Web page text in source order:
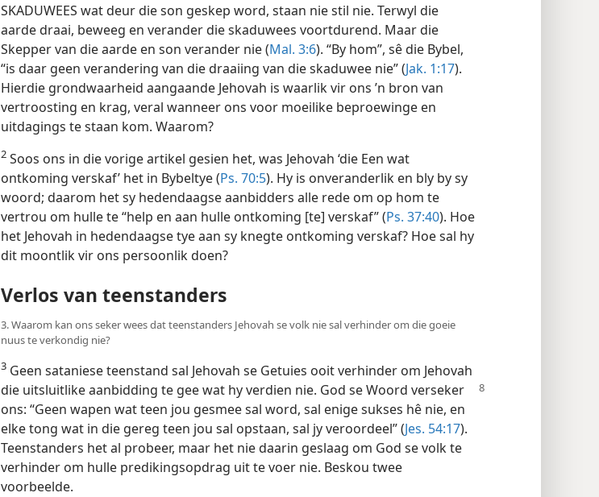
SKADUWEES wat deur die son geskep word, staan nie stil nie. Terwyl die
aarde draai, beweeg en verander die skaduwees voortdurend. Maar die
Skepper van die aarde en son verander nie (Mal. 3:6). “By hom”, sê die Bybel,
“is daar geen verandering van die draaiing van die skaduwee nie” (Jak. 1:17).
Hierdie grondwaarheid aangaande Jehovah is waarlik vir ons ’n bron van
vertroosting en krag, veral wanneer ons voor moeilike beproewinge en
uitdagings te staan kom. Waarom?
2 Soos ons in die vorige artikel gesien het, was Jehovah ‘die Een wat
ontkoming verskaf’ het in Bybeltye (Ps. 70:5). Hy is onveranderlik en bly by sy
woord; daarom het sy hedendaagse aanbidders alle rede om op hom te
vertrou om hulle te “help en aan hulle ontkoming [te] verskaf” (Ps. 37:40). Hoe
het Jehovah in hedendaagse tye aan sy knegte ontkoming verskaf? Hoe sal hy
dit moontlik vir ons persoonlik doen?
Verlos van teenstanders
3. Waarom kan ons seker wees dat teenstanders Jehovah se volk nie sal verhinder om die goeie
nuus te verkondig nie?
3 Geen sataniese teenstand sal Jehovah se Getuies ooit verhinder om Jehovah
die uitsluitlike aanbidding te gee wat hy verdien nie. God se Woord verseker
ons: “Geen wapen wat teen jou gesmee sal word, sal enige sukses hê nie, en
elke tong wat in die gereg teen jou sal opstaan, sal jy veroordeel” (Jes. 54:17).
Teenstanders het al probeer, maar het nie daarin geslaag om God se volk te
verhinder om hulle predikingsopdrag uit te voer nie. Beskou twee
voorbeelde.